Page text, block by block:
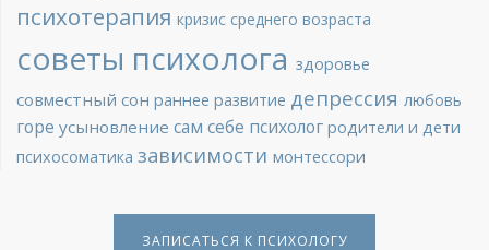
психотерапия кризис среднего возраста
советы психолога здоровье
совместный сон раннее развитие депрессия любовь
горе усыновление сам себе психолог родители и дети
психосоматика зависимости монтессори
ЗАПИСАТЬСЯ К ПСИХОЛОГУ